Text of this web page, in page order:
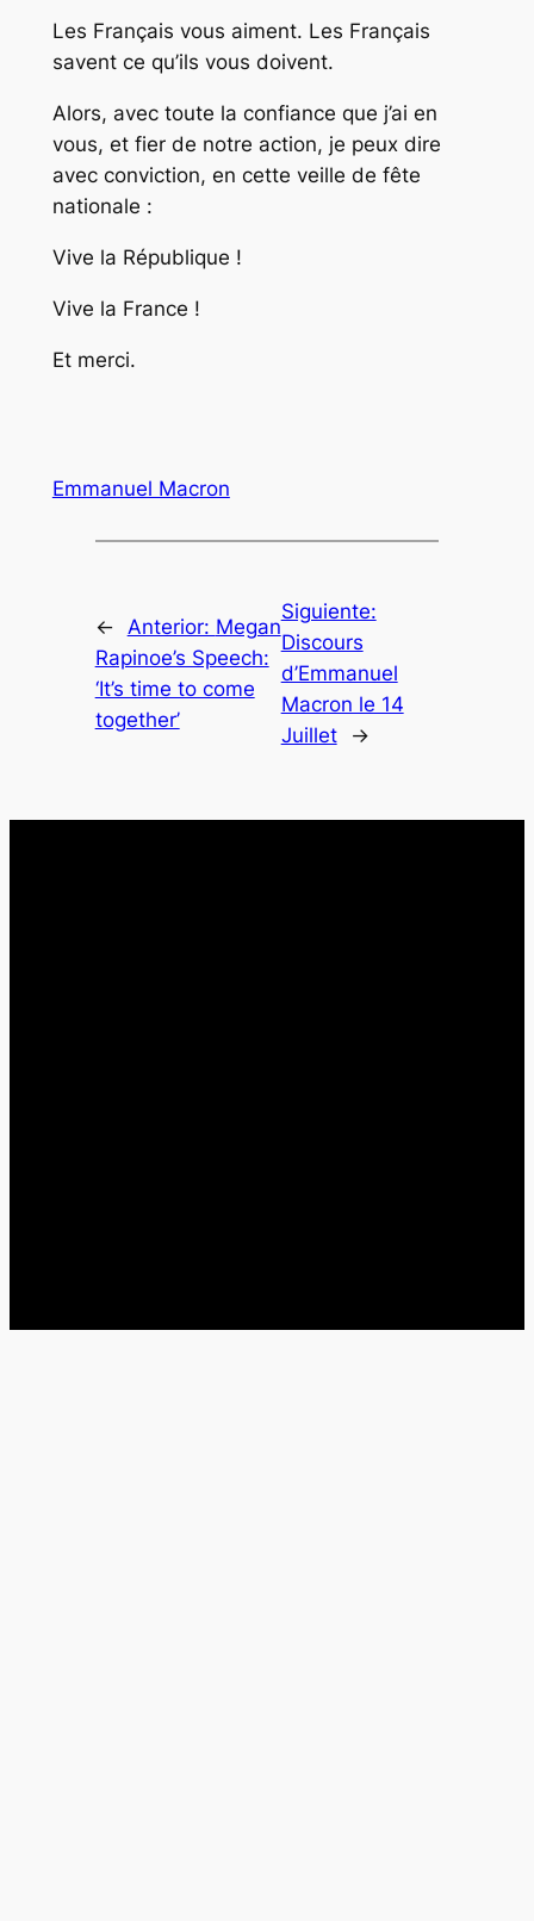
Les Français vous aiment. Les Français
savent ce qu’ils vous doivent.
Alors, avec toute la confiance que j’ai en
vous, et fier de notre action, je peux dire
avec conviction, en cette veille de fête
nationale :
Vive la République !
Vive la France !
Et merci.
Emmanuel Macron
← Anterior: Megan
Rapinoe’s Speech:
‘It’s time to come
together’
Siguiente:
Discours
d’Emmanuel
Macron le 14
Juillet
→